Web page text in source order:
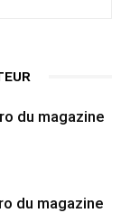
du magazine
du magazine